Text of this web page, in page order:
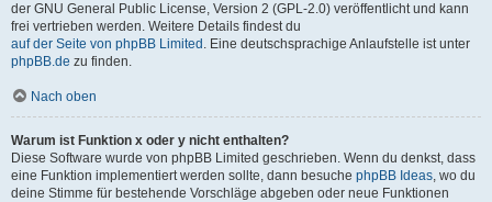
der GNU General Public License, Version 2 (GPL-2.0) veröffentlicht und kann
frei vertrieben werden. Weitere Details findest du
auf der Seite von phpBB Limited . Eine deutschsprachige Anlaufstelle ist unter
phpBB.de zu finden.
Nach oben
Warum ist Funktion x oder y nicht enthalten?
Diese Software wurde von phpBB Limited geschrieben. Wenn du denkst, dass
eine Funktion implementiert werden sollte, dann besuche phpBB Ideas, wo du
deine Stimme für bestehende Vorschläge abgeben oder neue Funktionen